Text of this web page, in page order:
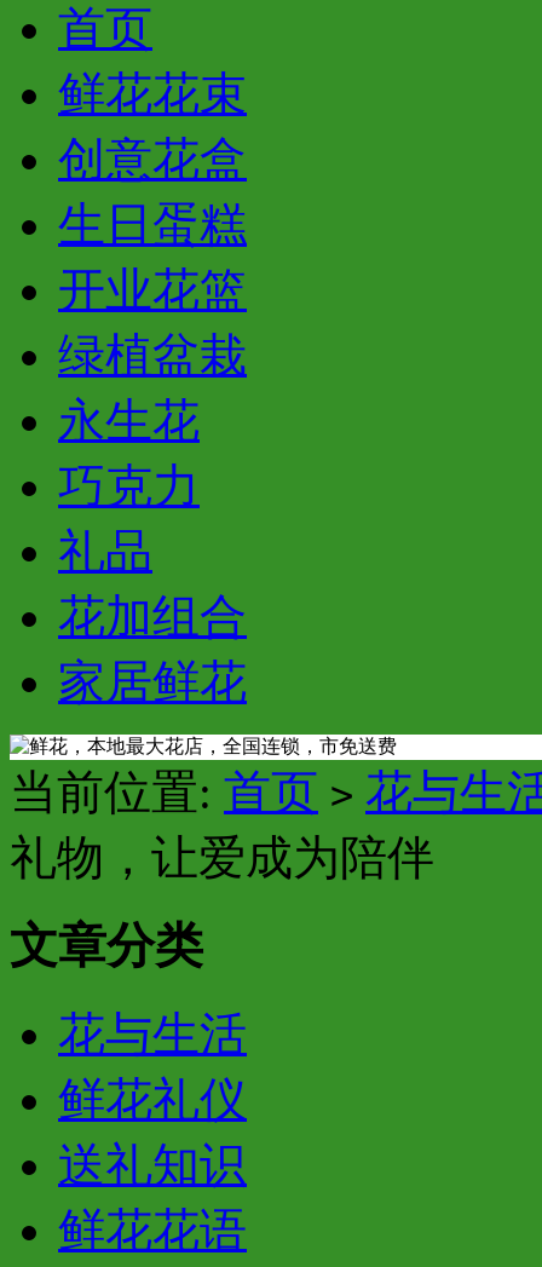
首页
鲜花花束
创意花盒
生日蛋糕
开业花篮
绿植盆栽
永生花
巧克力
礼品
花加组合
家居鲜花
当前位置: 首页 > 花与生
礼物，让爱成为陪伴
文章分类
花与生活
鲜花礼仪
送礼知识
鲜花花语